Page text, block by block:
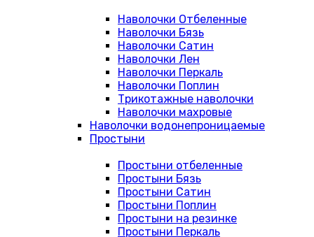
Наволочки Отбеленные
Наволочки Бязь
Наволочки Сатин
Наволочки Лен
Наволочки Перкаль
Наволочки Поплин
Трикотажные наволочки
Наволочки махровые
Наволочки водонепроницаемые
Простыни
Простыни отбеленные
Простыни Бязь
Простыни Сатин
Простыни Поплин
Простыни на резинке
Простыни Перкаль